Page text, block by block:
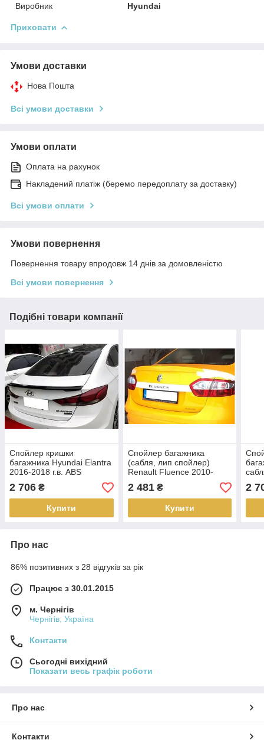
Виробник
Hyundai
Приховати
Умови доставки
Нова Пошта
Всі умови доставки
Умови оплати
Оплата на рахунок
Накладений платіж (беремо передоплату за доставку)
Всі умови оплати
Умови повернення
Повернення товару впродовж 14 днів за домовленістю
Всі умови повернення
Подібні товари компанії
Спойлер кришки
багажника Hyundai Elantra
2016-2018 г.в. ABS
пластик
2 706 ₴
Купити
Спойлер багажника
(сабля, лип спойлер)
Renault Fluence 2010-
2015 р.в. Рено Флюенс
2 481₴
Купити
2
Про нас
86% позитивних з 28 відгуків за рік
Працює з 30.01.2015
м. Чернігів
Чернігів, Україна
Контакти
Сьогодні вихідний
Показати весь графік роботи
Про нас
Контакти